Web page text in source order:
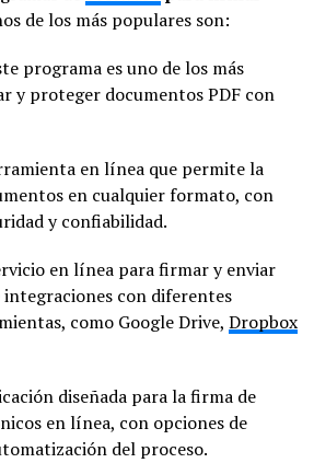
de los más populares son:
programa es uno de los más
y proteger documentos PDF con
en línea que permite la
en cualquier formato, con
y confiabilidad.
en línea para firmar y enviar
con diferentes
como Google Drive, Dropbox
diseñada para la firma de
en línea, con opciones de
del proceso.